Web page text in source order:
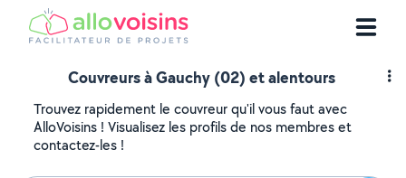
Couvreurs à Gauchy (02) et alentours
Trouvez rapidement le couvreur qu'il vous faut avec
AlloVoisins ! Visualisez les profils de nos membres et
contactez-les !